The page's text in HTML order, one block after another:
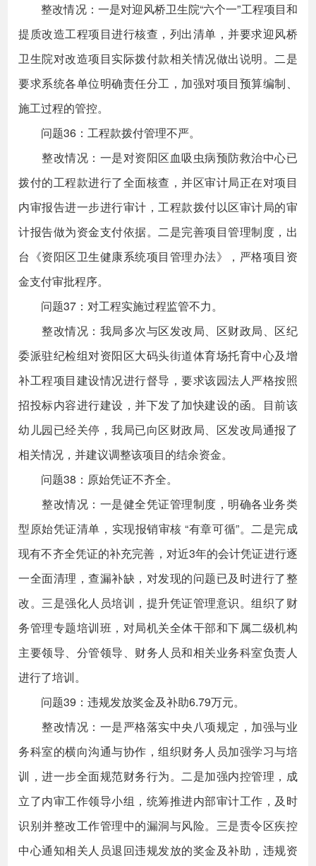
整改情况：一是对迎风桥卫生院“六个一”工程项目和
提质改造工程项目进行核查，列出清单，并要求迎风桥
卫生院对改造项目实际拨付款相关情况做出说明。二是
要求系统各单位明确责任分工，加强对项目预算编制、
施工过程的管控。
问题36：工程款拨付管理不严。
整改情况：一是对资阳区血吸虫病预防救治中心已
拨付的工程款进行了全面核查，并区审计局正在对项目
内审报告进一步进行审计，工程款拨付以区审计局的审
计报告做为资金支付依据。二是完善项目管理制度，出
台《资阳区卫生健康系统项目管理办法》，严格项目资
金支付审批程序。
问题37：对工程实施过程监管不力。
整改情况：我局多次与区发改局、区财政局、区纪
委派驻纪检组对资阳区大码头街道体育场托育中心及增
补工程项目建设情况进行督导，要求该园法人严格按照
招投标内容进行建设，并下发了加快建设的函。目前该
幼儿园已经关停，我局已向区财政局、区发改局通报了
相关情况，并建议调整该项目的结余资金。
问题38：原始凭证不齐全。
整改情况：一是健全凭证管理制度，明确各业务类
型原始凭证清单，实现报销审核 “有章可循”。二是完成
现有不齐全凭证的补充完善，对近3年的会计凭证进行逐
一全面清理，查漏补缺，对发现的问题已及时进行了整
改。三是强化人员培训，提升凭证管理意识。组织了财
务管理专题培训班，对局机关全体干部和下属二级机构
主要领导、分管领导、财务人员和相关业务科室负责人
进行了培训。
问题39：违规发放奖金及补助6.79万元。
整改情况：一是严格落实中央八项规定，加强与业
务科室的横向沟通与协作，组织财务人员加强学习与培
训，进一步全面规范财务行为。二是加强内控管理，成
立了内审工作领导小组，统筹推进内部审计工作，及时
识别并整改工作管理中的漏洞与风险。三是责令区疾控
中心通知相关人员退回违规发放的奖金及补助，违规资